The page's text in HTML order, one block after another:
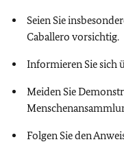
Seien Sie
Caballero vorsichtig.
Informieren Sie sich
Meiden Sie
Folgen Sie den